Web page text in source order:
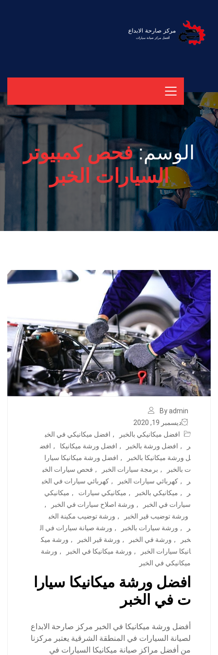
الوسم:فحص كمبيوتر
السيارات الخبر
By admin
ديسمبر 19, 2020
افضل ميكانيكي بالخبر
, افضل ميكانيكي في الخب
ر
, افضل ورشة بالخبر , افضل ورشة ميكانيكا , افض
ل ورشة ميكانيكا بالخبر
, افضل ورشة ميكانيكا سيارا
ت بالخبر
, برمجة سيارات الخبر , فحص سيارات الخب
ر
, كهربائي سيارات الخبر , كهربائي سيارات في الخب
ر
, ميكانيكي بالخبر , ميكانيكي سيارات , ميكانيكي
سيارات في الخبر
, ورشة اصلاح سيارات في الخبر
,
ورشة توضيب قير الخبر
, ورشة توضيب مكينة الخب
ر
, ورشة سيارات بالخبر , ورشة صيانة سيارات في ال
خبر
, ورشة في الخبر , ورشة قير الخبر , ورشة ميك
انيكا سيارات الخبر
, ورشة ميكانيكا في الخبر , ورشة
ميكانيكي في الخبر
افضل ورشة ميكانيكا سيارا
ت في الخبر
أفضل ورشة ميكانيكا في الخبر مركز صارحة الابداع
لصيانة السيارات في المنطقة الشرقية يعتبر مركزنا
من أفضل مراكز صيانة ميكانيكا السيارات في